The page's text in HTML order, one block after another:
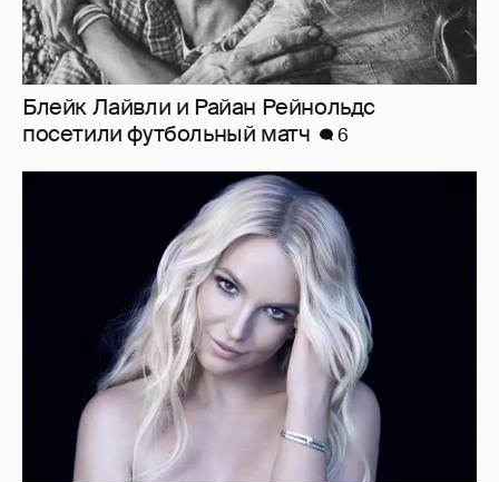
"Я ангел, и это больно". Бритни Спирс
раскритиковала родителей, шоу-бизнес и
себя — за то, что "провалилась как мать"